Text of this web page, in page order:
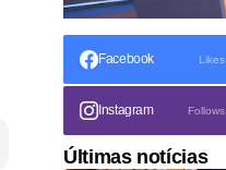
Facebook Likes
Instagram Follows
Últimas notícias